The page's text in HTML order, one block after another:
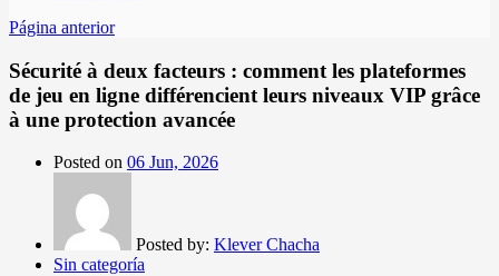
Página anterior
Sécurité à deux facteurs : comment les plateformes
de jeu en ligne différencient leurs niveaux VIP grâce
à une protection avancée
Posted on 06 Jun, 2026
Posted by: Klever Chacha
Sin categoría